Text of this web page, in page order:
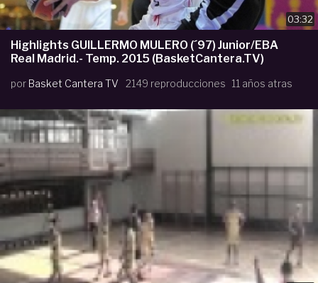
03:32
Highlights GUILLERMO MULERO (´97) Junior/EBA
Real Madrid.- Temp. 2015 (BasketCantera.TV)
por Basket Cantera TV 2149 reproducciones 11 años atras